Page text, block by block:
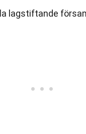
lagstiftande